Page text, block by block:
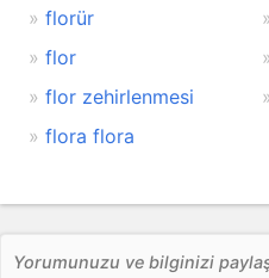
florür
flor
flor zehirlenmesi
flora flora
Yorumunuzu ve bilginizi